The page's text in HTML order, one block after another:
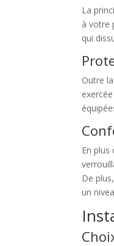
La
à votre
qui
Outre
En
De
un